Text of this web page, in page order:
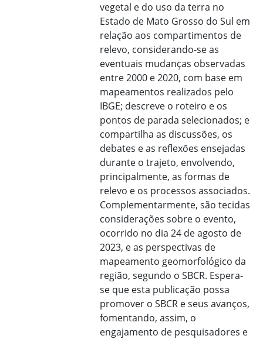
vegetal e do uso da terra no
Estado de Mato Grosso do Sul em
relação aos compartimentos de
relevo, considerando-se as
eventuais mudanças observadas
entre 2000 e 2020, com base em
mapeamentos realizados pelo
IBGE; descreve o roteiro e os
pontos de parada selecionados; e
compartilha as discussões, os
debates e as reflexões ensejadas
durante o trajeto, envolvendo,
principalmente, as formas de
relevo e os processos associados.
Complementarmente, são tecidas
considerações sobre o evento,
ocorrido no dia 24 de agosto de
2023, e as perspectivas de
mapeamento geomorfológico da
região, segundo o SBCR. Espera-
se que esta publicação possa
promover o SBCR e seus avanços,
fomentando, assim, o
engajamento de pesquisadores e